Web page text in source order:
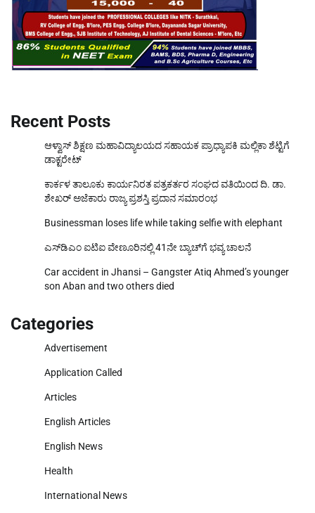
Recent Posts
ಆಳ್ವಾಸ್ ಶಿಕ್ಷಣ ಮಹಾವಿದ್ಯಾಲಯದ ಸಹಾಯಕ ಪ್ರಾಧ್ಯಾಪಕಿ ಮಲ್ಲಿಕಾ ಶೆಟ್ಟಿಗೆ
ಡಾಕ್ಟರೇಟ್
ಕಾರ್ಕಳ ತಾಲೂಕು ಕಾರ್ಯನಿರತ ಪತ್ರಕರ್ತರ ಸಂಘದ ವತಿಯಿಂದ ದಿ. ಡಾ.
ಶೇಖರ್ ಅಜೆಕಾರು ರಾಜ್ಯ ಪ್ರಶಸ್ತಿ ಪ್ರದಾನ ಸಮಾರಂಭ
Businessman loses life while taking selfie with elephant
ಎಸ್‌ಡಿಎಂ ಐಟಿಐ ವೇಣೂರಿನಲ್ಲಿ 41ನೇ ಬ್ಯಾಚ್‌ಗೆ ಭವ್ಯ ಚಾಲನೆ
Car accident in Jhansi – Gangster Atiq Ahmed’s younger
son Aban and two others died
Categories
Advertisement
Application Called
Articles
English Articles
English News
Health
International News